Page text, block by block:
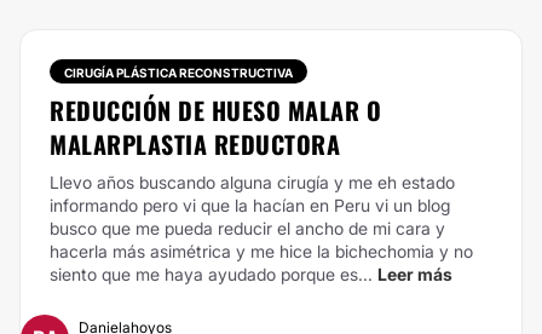
CIRUGÍA PLÁSTICA RECONSTRUCTIVA
REDUCCIÓN DE HUESO MALAR O
MALARPLASTIA REDUCTORA
Llevo años buscando alguna cirugía y me eh estado
informando pero vi que la hacían en Peru vi un blog
busco que me pueda reducir el ancho de mi cara y
hacerla más asimétrica y me hice la bichechomia y no
siento que me haya ayudado porque es... Leer más
Danielahoyos